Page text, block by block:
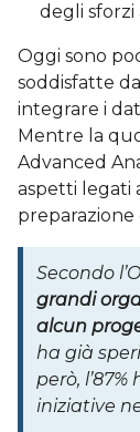
degli sforzi
Oggi sono
soddisfatte
integrare i
Mentre la
Advanced
aspetti legati
preparazione
Secondo
grandi
alcun
ha già
però,
iniziative